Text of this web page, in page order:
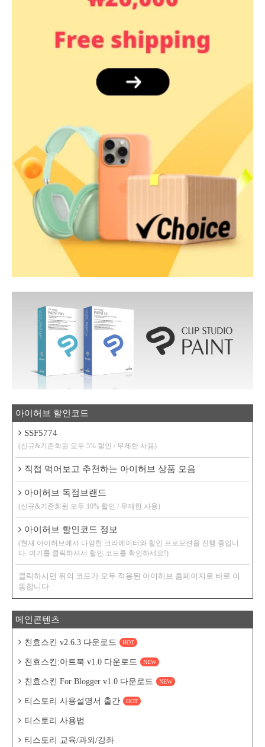
아이허브 할인코드
SSF5774
(신규&기존회원 모두 5% 할인 / 무제한 사용)
직접 먹어보고 추천하는 아이허브 상품 모음
아이허브 독점브랜드
(신규&기존회원 모두 10% 할인 / 무제한 사용)
아이허브 할인코드 정보
(현재 아이허브에서 다양한 크리에이터와 할인 프로모션을 진행 중입니
다. 여기를 클릭하셔서 할인 코드를 확인하세요!)
클릭하시면 위의 코드가 모두 적용된 아이허브 홈페이지로 바로 이
동합니다.
메인콘텐츠
친효스킨 v2.6.3 다운로드 HOT
친효스킨:아트북 v1.0 다운로드 NEW
친효스킨 For Blogger v1.0 다운로드 NEW
티스토리 사용설명서 출간 HOT
티스토리 사용법
티스토리 교육/과외/강좌